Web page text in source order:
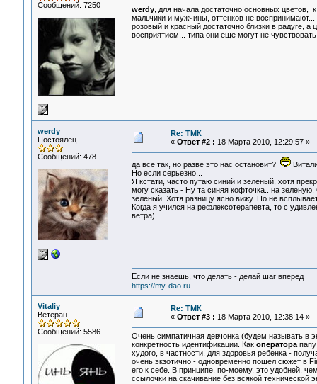
Сообщений: 7250
werdy, для начала достаточно основных цветов,
мальчики и мужчины, оттенков не воспринимают...
розовый и красный достаточно близки в радуге,
восприятием... типа они еще могут не
werdy
Постоялец
Сообщений: 478
Re: ТМК
« Ответ #2 : 18 Марта 2010, 12:29:57 »
да все так, но разве это нас остановит?
Но если серьезно...
Я кстати, часто путаю синий и зеленый, хотя
могу сказать - Ну та синяя кофточка.. на
зеленый. Хотя разницу ясно вижу. Но не
Когда я учился на рефлексотерапевта, то с
ветра).
Если не знаешь, что делать - делай шаг вперед
https://my-dao.ru
Vitaliy
Ветеран
Сообщений: 5586
Re: ТМК
« Ответ #3 : 18 Марта 2010, 12:38:14 »
Очень симпатичная девчонка (будем называть в
конкретность идентификации. Как оператора
худого, в частности, для здоровья ребенка -
очень экзотично - одновременно пошел сюжет в
его к себе. В принципе, по-моему, это удобней,
ссылочки на скачивание без всякой технической